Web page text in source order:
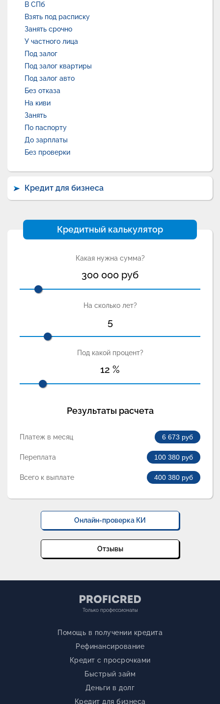
В СПб
Взять под расписку
Занять срочно
У частного лица
Под залог
Под залог квартиры
Под залог авто
Без отказа
На киви
Занять
По паспорту
До зарплаты
Без проверки
Кредит для бизнеса
Кредитный калькулятор
Какая нужна сумма?
300 000 руб
На сколько лет?
5
Под какой процент?
12 %
Результаты расчета
Платеж в месяц 6 673 руб
Переплата 100 380 руб
Всего к выплате 400 380 руб
Онлайн-проверка КИ
Отзывы
Только профессионалы
Помощь в получении кредита
Рефинансирование
Кредит с просрочками
Быстрый займ
Деньги в долг
Кредит для бизнеса